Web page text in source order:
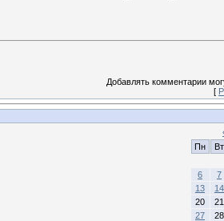
Добавлять комментарии
[
Пн
Вт
6
7
13
14
20
21
27
28